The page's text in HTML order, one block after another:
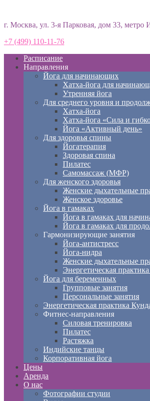
г. Москва, ул. 3-я Парковая, дом 33, метро
+7 (499) 110-11-76
Расписание
Направления
Йога для начинающих
Хатха-йога для
Утренняя йога
Для среднего уровня и
Хатха-йога
Хатха-йога «Сила и
Йога «Активный день»
Для здоровья спины
Йогатерапия
Здоровая спина
Пилатес
Самомассаж (МФР)
Для женского здоровья
Женские дыхательные
Женское здоровье
Йога в гамаках
Йога в гамаках для
Йога в гамаках для
Гармонизирующие занятия
Йога-антистресс
Йога-нидра
Женские дыхательные
Энергетическая
Йога для беременных
Групповые занятия
Персональные занятия
Энергетическая практика
Фитнес-направления
Силовая тренировка
Пилатес
Растяжка
Индийские танцы
Корпоративная йога
Цены
Аренда
О нас
Фотографии студии